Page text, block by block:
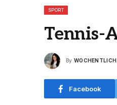
SPORT
Tennis-
By
Facebook